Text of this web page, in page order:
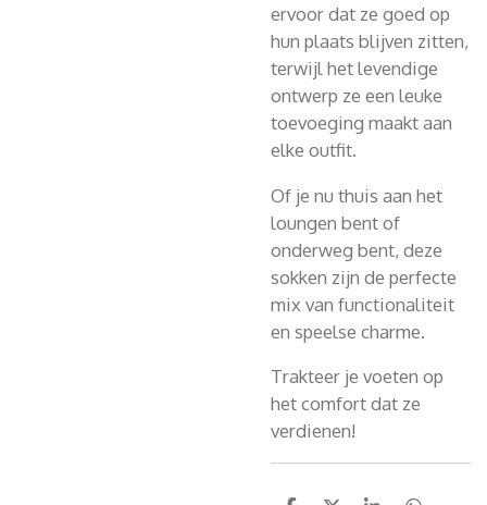
ervoor dat ze goed op
hun plaats blijven zitten,
terwijl het levendige
ontwerp ze een leuke
toevoeging maakt aan
elke outfit.
Of je nu thuis aan het
loungen bent of
onderweg bent, deze
sokken zijn de perfecte
mix van functionaliteit
en speelse charme.
Trakteer je voeten op
het comfort dat ze
verdienen!